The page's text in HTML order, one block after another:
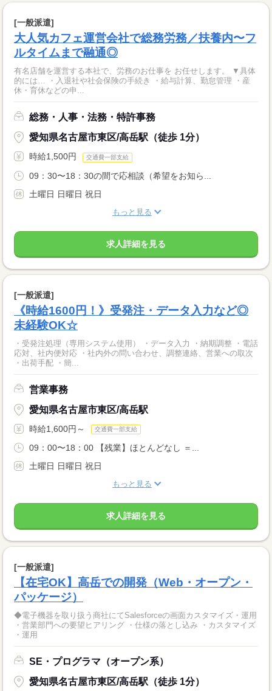
[一般派遣]
大人気カフェ運営会社で総務労務／扶養内〜フ
ルタイムまで融通◎
有名店舗を運営する本社で、労務のお仕事を お任せします。 ▼具体
的には… ・入退社や社会保険の手続き ・給与計算、勤怠管理 ・産
休・育休などの申...
総務・人事・法務・特許事務
愛知県名古屋市東区/高岳駅（徒歩 1分）
時給1,500円 交通費一部支給
09：30〜18：30の間で応相談（希望をお知ら...
土曜日 日曜日 祝日
もっと見る
求人詳細を見る
[一般派遣]
《時給1600円！》受発注・データ入力など◎
未経験OK☆
・受発注処理（専用システム使用） ・データ入力 ・納期調整 ・電話
応対、社内便対応 ・社内外の問い合わせ、調整連絡、営業への取次
・出荷手配 ・簡...
営業事務
愛知県名古屋市東区/高岳駅
時給1,600円～ 交通費一部支給
09：00〜18：00 【残業】ほとんどなし ＝...
土曜日 日曜日 祝日
もっと見る
求人詳細を見る
[一般派遣]
【在宅OK】高岳での開発（Web・オープン・
パッケージ）
◆電子機器を取り扱う商社にてSalesforceの画面カスタマイズ・運用
・営業部門への要望ヒアリング ・仕様の落とし込み ・カスタマイズ
・運用
SE・プログラマ（オープン系）
愛知県名古屋市東区/高岳駅（徒歩 1分）